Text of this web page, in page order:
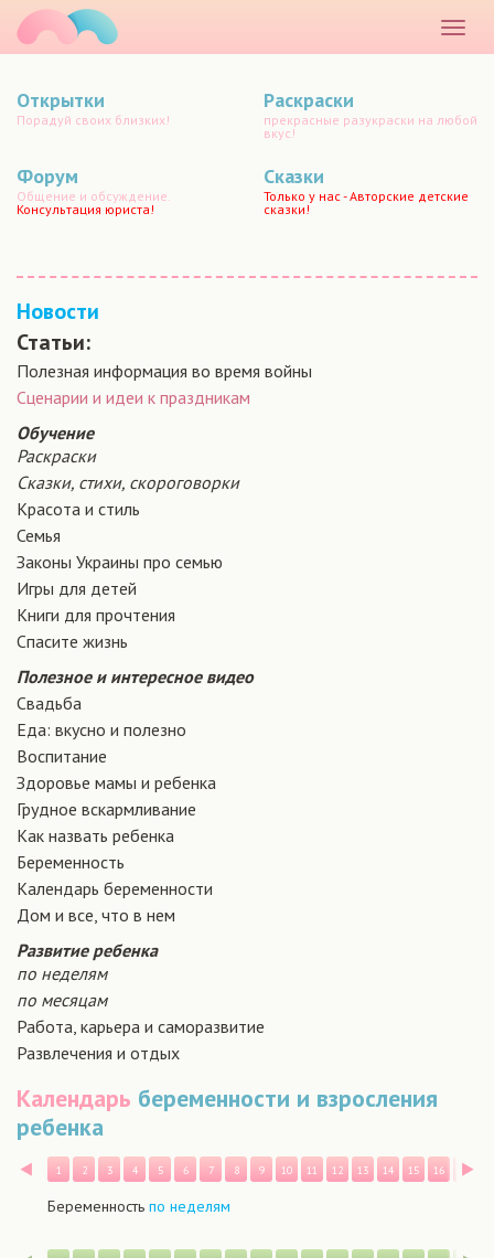
меню
Открытки
Порадуй своих близких!
Раскраски
прекрасные разукраски на любой
вкус!
Форум
Общение и обсуждение.
Консультация юриста!
Сказки
Только у нас - Авторские детские
сказки!
Новости
Статьи:
Полезная информация во время войны
Сценарии и идеи к праздникам
Обучение
Раскраски
Сказки, стихи, скороговорки
Красота и стиль
Семья
Законы Украины про семью
Игры для детей
Книги для прочтения
Спасите жизнь
Полезное и интересное видео
Свадьба
Еда: вкусно и полезно
Воспитание
Здоровье мамы и ребенка
Грудное вскармливание
Как назвать ребенка
Беременность
Календарь беременности
Дом и все, что в нем
Развитие ребенка
по неделям
по месяцам
Работа, карьера и саморазвитие
Развлечения и отдых
Календарь беременности и взросления
ребенка
Назад
1 2 3 4 5 6 7 8 9 10 11 12 13 14 15 16 17
Беременность по неделям